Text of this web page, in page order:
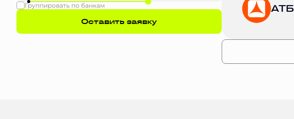
Группировать по банкам
Оставить заявку
АТБ